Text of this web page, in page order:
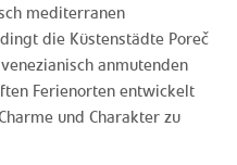
mediterranen
die Küstenstädte Poreč
anmutenden
Ferienorten entwickelt
und Charakter zu